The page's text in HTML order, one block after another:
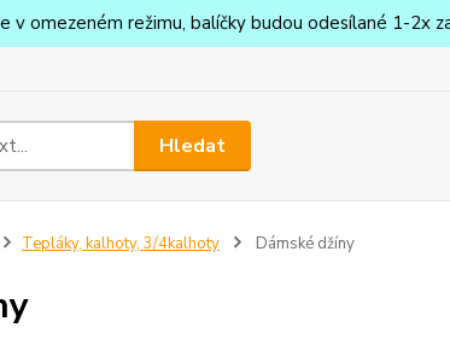
v omezeném režimu, balíčky budou odesílané 1-2x
Hledat
Tepláky, kalhoty, 3/4kalhoty Dámské džíny